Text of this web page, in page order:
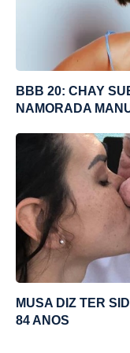
BBB 20: CHAY
NAMORADA
MUSA DIZ TER
84 ANOS